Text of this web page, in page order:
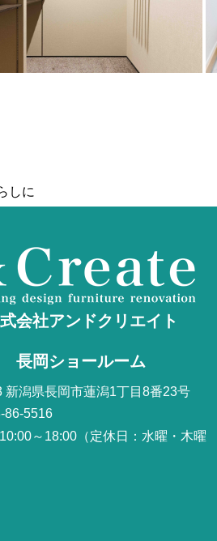
しに
会社アンドクリエイト
長岡ショールーム
新潟県長岡市蓮潟1丁目8番23号
86-5516
～18:00（定休日：水曜・木曜